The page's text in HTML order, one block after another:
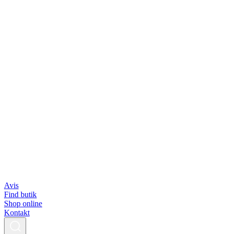
Avis
Find butik
Shop online
Kontakt